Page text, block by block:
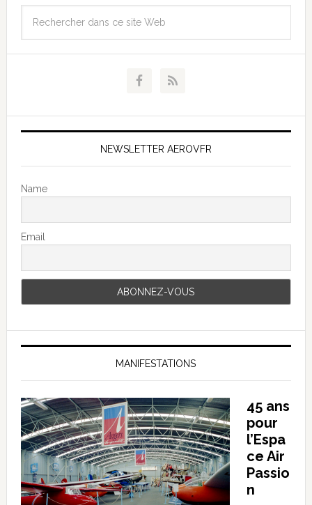
NEWSLETTER AEROVFR
Name
Email
MANIFESTATIONS
45 ans
pour
l’Espa
ce Air
Passio
n